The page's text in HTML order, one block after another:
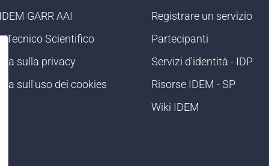
GARR AAI
Tecnico Scientifico
sulla privacy
sull'uso dei cookies
Registrare un servizio
Partecipanti
Servizi d'identità - IDP
Risorse IDEM - SP
Wiki IDEM